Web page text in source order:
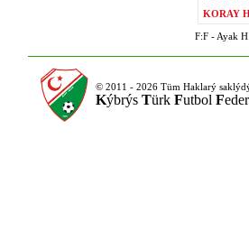
KORAY
F:F - Ayak
© 2011 - 2026 Tüm Haklarý
Kýbrýs Türk Futbol F